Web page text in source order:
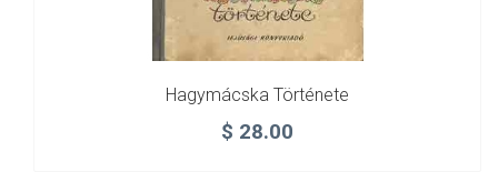
Hagymácska Története
$ 28.00